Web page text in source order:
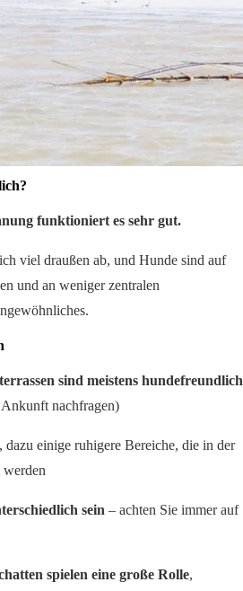
funktioniert es sehr gut.
viel draußen ab, und Hunde sind auf
und an weniger zentralen
sind meistens hundefreundlich
nachfragen)
, dazu einige ruhigere Bereiche, die in der
werden
sein – achten Sie immer auf
spielen eine große Rolle,